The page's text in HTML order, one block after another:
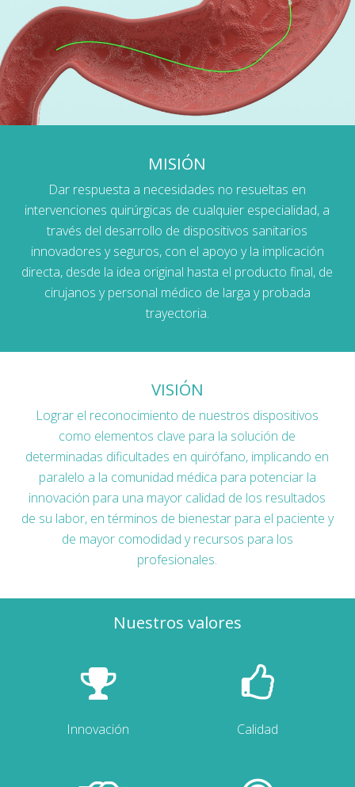
MISIÓN
Dar respuesta a necesidades no resueltas en
intervenciones quirúrgicas de cualquier especialidad, a
través del desarrollo de dispositivos sanitarios
innovadores y seguros, con el apoyo y la implicación
directa, desde la idea original hasta el producto final, de
cirujanos y personal médico de larga y probada
trayectoria.
VISIÓN
Lograr el reconocimiento de nuestros dispositivos
como elementos clave para la solución de
determinadas dificultades en quirófano, implicando en
paralelo a la comunidad médica para potenciar la
innovación para una mayor calidad de los resultados
de su labor, en términos de bienestar para el paciente y
de mayor comodidad y recursos para los
profesionales.
Nuestros valores
Innovación Calidad